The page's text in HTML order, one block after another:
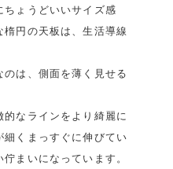
ょうどいいサイズ感
円の天板は、生活導線
は、側面を薄く見せる
なラインをより綺麗に
くまっすぐに伸びてい
まいになっています。